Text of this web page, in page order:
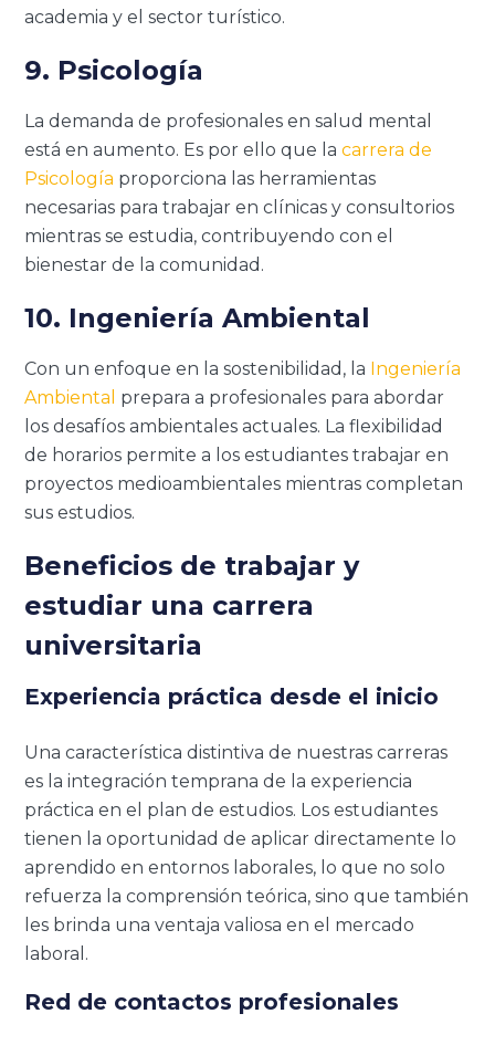
academia y el sector turístico.
9. Psicología
La demanda de profesionales en salud mental
está en aumento. Es por ello que lacarrera de
Psicología proporciona las herramientas
necesarias para trabajar en clínicas y consultorios
mientras se estudia, contribuyendo con el
bienestar de la comunidad.
10. Ingeniería Ambiental
Con un enfoque en la sostenibilidad, la Ingeniería
Ambiental prepara a profesionales para abordar
los desafíos ambientales actuales. La flexibilidad
de horarios permite a los estudiantes trabajar en
proyectos medioambientales mientras completan
sus estudios.
Beneficios de trabajar y
estudiar una carrera
universitaria
Experiencia práctica desde el inicio
Una característica distintiva de nuestras carreras
es la integración temprana de la experiencia
práctica en el plan de estudios. Los estudiantes
tienen la oportunidad de aplicar directamente lo
aprendido en entornos laborales, lo que no solo
refuerza la comprensión teórica, sino que también
les brinda una ventaja valiosa en el mercado
laboral.
Red de contactos profesionales